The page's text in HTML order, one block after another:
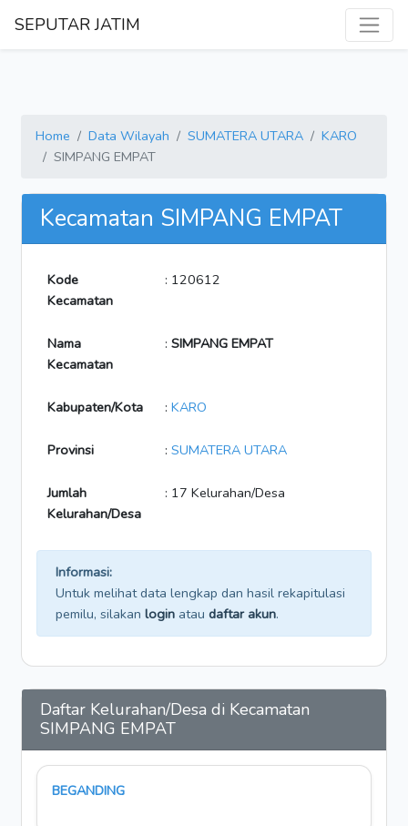
SEPUTAR JATIM
Home Data Wilayah SUMATERA UTARA
KARO
SIMPANG EMPAT
Kecamatan SIMPANG EMPAT
Kode
Kecamatan
: 120612
Nama
Kecamatan
: SIMPANG EMPAT
Kabupaten/Kota : KARO
Provinsi : SUMATERA UTARA
Jumlah
Kelurahan/Desa
: 17 Kelurahan/Desa
Informasi:
Untuk melihat data lengkap dan hasil rekapitulasi
pemilu, silakan login atau daftar akun.
Daftar Kelurahan/Desa di Kecamatan
SIMPANG EMPAT
BEGANDING